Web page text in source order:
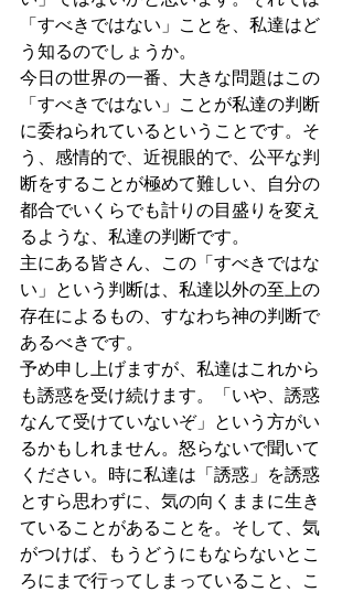
「すべきではない」ことを、私達はど
う知るのでしょうか。
今日の世界の一番、大きな問題はこの
「すべきではない」ことが私達の判断
に委ねられているということです。そ
う、感情的で、近視眼的で、公平な判
断をすることが極めて難しい、自分の
都合でいくらでも計りの目盛りを変え
るような、私達の判断です。
主にある皆さん、この「すべきではな
い」という判断は、私達以外の至上の
存在によるもの、すなわち神の判断で
あるべきです。
予め申し上げますが、私達はこれから
も誘惑を受け続けます。「いや、誘惑
なんて受けていないぞ」という方がい
るかもしれません。怒らないで聞いて
ください。時に私達は「誘惑」を誘惑
とすら思わずに、気の向くままに生き
ていることがあることを。そして、気
がつけば、もうどうにもならないとこ
ろにまで行ってしまっていること、こ